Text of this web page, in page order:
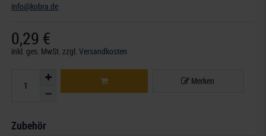
info@kobra.de
0,29 €
inkl. ges. MwSt.zzgl.Versandkosten
Merken
Zubehör